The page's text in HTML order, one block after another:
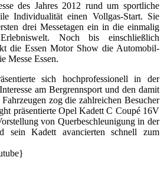
des Jahres 2012 rund um sportliche
Individualität einen Vollgas-Start. Sie
drei Messetagen ein in die einmalig
Noch bis einschließlich
die Essen Motor Show die Automobil-
Messe Essen.
sich hochprofessionell in der
am Bergrennsport und den damit
zog die zahlreichen Besucher
präsentierte Opel Kadett C Coupé 16V
von Querbeschleunigung in der
Kadett avancierten schnell zum